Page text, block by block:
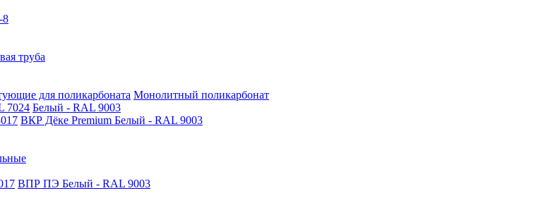
8
труба
для поликарбоната Монолитный поликарбонат
7024 Белый - RAL 9003
ВКР Дёке Premium Белый - RAL 9003
ВПР ПЭ Белый - RAL 9003